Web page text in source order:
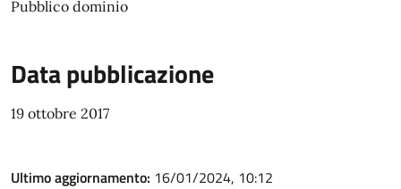
Pubblico dominio
Data pubblicazione
19 ottobre 2017
Ultimo aggiornamento: 16/01/2024, 10:12